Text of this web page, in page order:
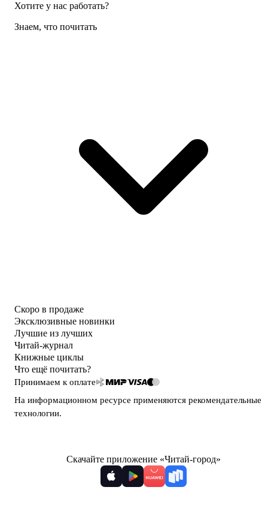
Хотите у нас работать?
Знаем, что почитать
Скоро в продаже
Эксклюзивные новинки
Лучшие из лучших
Читай-журнал
Книжные циклы
Что ещё почитать?
Принимаем к оплате
На информационном ресурсе применяются рекомендательные
технологии.
Скачайте приложение «Читай-город»